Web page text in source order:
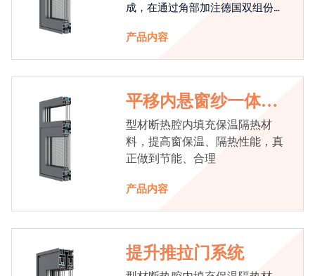
成，在通过角部加注德国双组份胶
强度，促使窗使用寿命提升5-10
产品内容
平移内悬窗纱一体系
统
型材断热腔内填充保温隔热材
料，提高窗保温、隔热性能，真
正做到节能、合理
产品内容
提升推拉门系统